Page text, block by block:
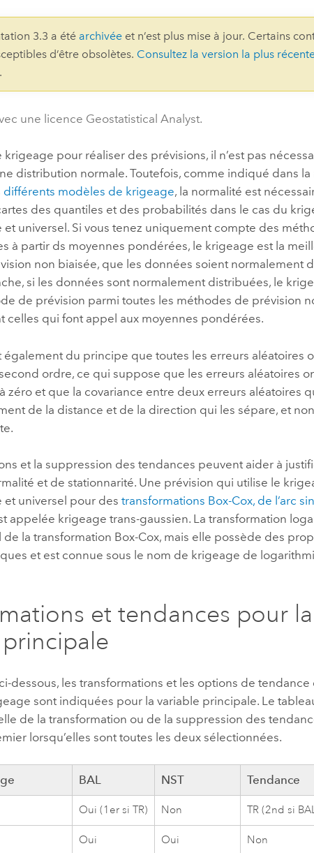
professionnels et
technologiques
perspectives et
tendances de
l’univers
Tous les récits
3.3 a été archivée et n’est plus mise à jour. Certains
d’être obsolètes. Consultez la version la plus
.
une licence Geostatistical Analyst.
krigeage pour réaliser des prévisions, il n’est pas
distribution normale. Toutefois, comme indiqué dans
modèles de krigeage, la normalité est
des quantiles et des probabilités dans le cas du
et universel. Si vous tenez uniquement compte des
à partir ds moyennes pondérées, le krigeage est la
non biaisée, que les données soient normalement
si les données sont normalement distribuées, le
de prévision parmi toutes les méthodes de prévision
celles qui font appel aux moyennes pondérées.
également du principe que toutes les erreurs aléatoires
ordre, ce qui suppose que les erreurs aléatoires
zéro et que la covariance entre deux erreurs aléatoires
de la distance et de la direction qui les sépare, et
et la suppression des tendances peuvent aider à
et de stationnarité. Une prévision qui utilise le
et universel pour destransformations Box-Cox, de l’arc
appelée krigeage trans-gaussien. La transformation
de la transformation Box-Cox, mais elle possède des
et est connue sous le nom de krigeage de
et tendances pour la
dessous, les transformations et les options de
sont indiquées pour la variable principale. Le
de la transformation ou de la suppression des
lorsqu’elles sont toutes les deux sélectionnées.
BAL NST Tendance
Oui (1er si TR) Non TR (2nd si
Oui Oui Non